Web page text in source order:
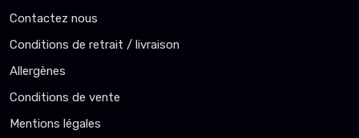
Contactez nous
Conditions de retrait / livraison
Allergènes
Conditions de vente
Mentions légales